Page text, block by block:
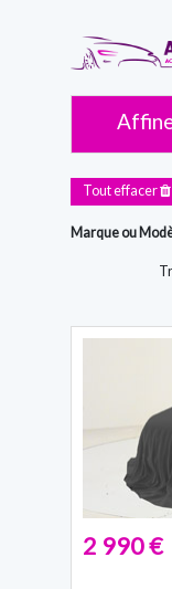
Tout effacer
Marque ou
2 990 €